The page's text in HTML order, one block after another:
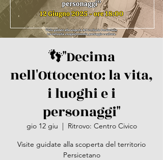
👣​"Decima
nell'Ottocento: la vita,
i luoghi e i
personaggi"
gio 12 giu
  |
Ritrovo: Centro Civico
Visite guidate alla scoperta del territorio
Persicetano